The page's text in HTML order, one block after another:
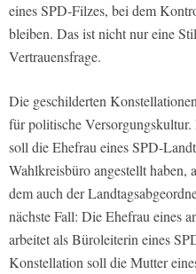
eines SPD-Filzes, bei dem
bleiben. Das ist nicht nur eine
Vertrauensfrage.
Die geschilderten
für politische
soll die Ehefrau eines SPD-
Wahlkreisbüro angestellt haben,
dem auch der
nächste Fall: Die Ehefrau eines
arbeitet als Büroleiterin eines
Konstellation soll die Mutter